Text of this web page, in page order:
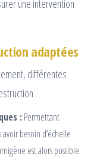
une intervention
adaptées
différentes
:
: Permettant
besoin d’échelle
est alors possible